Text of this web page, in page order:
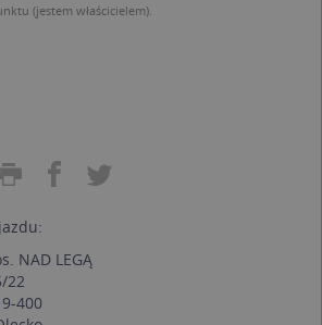
(jestem właścicielem).
NAD LEGĄ
22
400